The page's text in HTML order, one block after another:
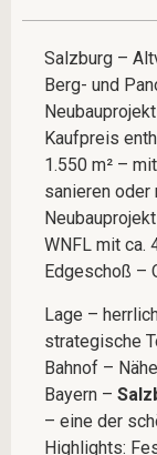
Salzburg –
Berg- und
Kaufpreis
1.550 m² –
sanieren
WNFL mit ca.
Edgeschoß –
Lage –
strategische
Bahnof –
Bayern –
– eine der
Highlights: